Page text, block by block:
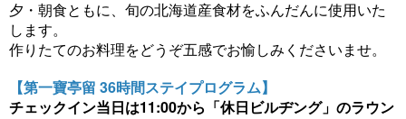
夕・朝食ともに、旬の北海道産食材をふんだんに使用いた
します。
作りたてのお料理をどうぞ五感でお愉しみくださいませ。
【第一寶亭留 36時間ステイプログラム】
チェックイン当日は11:00から「休日ビルヂング」のラウン